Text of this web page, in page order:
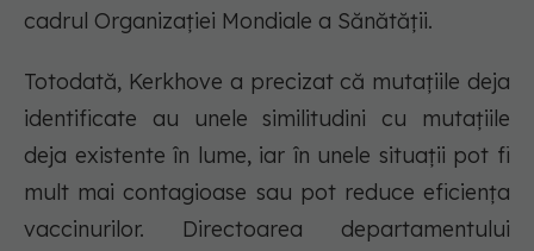
cadrul Organizației Mondiale a Sănătății.
Totodată, Kerkhove a precizat că mutațiile deja
identificate au unele similitudini cu mutațiile
deja existente în lume, iar în unele situații pot fi
mult mai contagioase sau pot reduce eficiența
vaccinurilor. Directoarea departamentului